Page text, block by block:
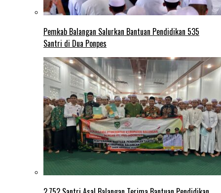
Pemkab Balangan Salurkan Bantuan Pendidikan 535
Santri di Dua Ponpes